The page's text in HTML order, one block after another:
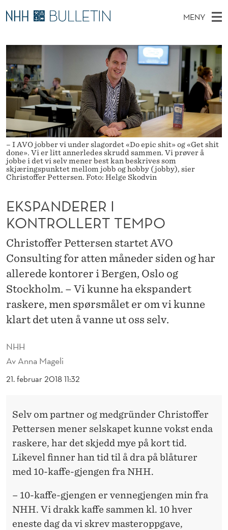
E
K
S
P
A
N
D
E
R
E
R
K
O
N
T
R
L
L
E
MENY
O
V
E
D
E
N
Y
Ø
I
N
E
T
S
D
T
Stipendiater og nye forskerprofiler
Disputaser
Ekspertutvalg
Om Bulletin
– I AVO jobber vi under slagordet «Do epic shit» og «Get shit
done». Vi er litt annerledes skrudd sammen. Vi prøver å
jobbe i det vi selv mener best kan beskrives som
skjæringspunktet mellom jobb og hobby (jobby), sier
Christoffer Pettersen. Foto: Helge Skodvin
NHH
Av Anna Mageli
21. februar 2018 11:32
EKSPANDERER I
KONTROLLERT TEMPO
Christoffer Pettersen startet AVO
Consulting for atten måneder siden og har
allerede kontorer i Bergen, Oslo og
Stockholm. – Vi kunne ha ekspandert
raskere, men spørsmålet er om vi kunne
klart det uten å vanne ut oss selv.
Selv om partner og medgründer Christoffer
Pettersen mener selskapet kunne vokst enda
raskere, har det skjedd mye på kort tid.
Likevel finner han tid til å dra på blåturer
med 10-kaffe-gjengen fra NHH.
– 10-kaffe-gjengen er vennegjengen min fra
NHH. Vi drakk kaffe sammen kl. 10 hver
eneste dag da vi skrev masteroppgave,